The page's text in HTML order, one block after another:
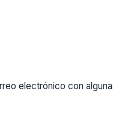
electrónico con